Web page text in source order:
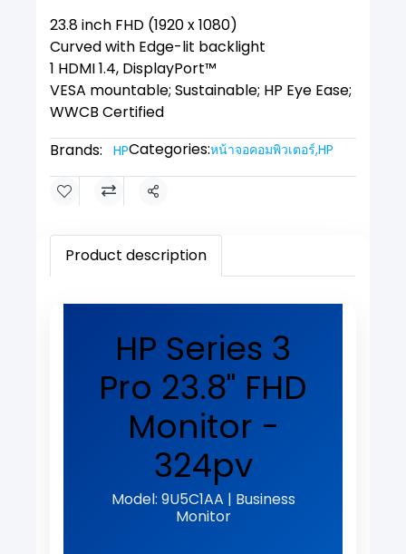
23.8 inch FHD (1920 x 1080)
Curved with Edge-lit backlight
1 HDMI 1.4, DisplayPort™
VESA mountable; Sustainable; HP Eye Ease;
WWCB Certified
Brands:
HPCategories:หน้าจอคอมพิวเตอร์,HP
Share
Product description
HP Series 3
Pro 23.8" FHD
Monitor -
324pv
Model: 9U5C1AA | Business
Monitor